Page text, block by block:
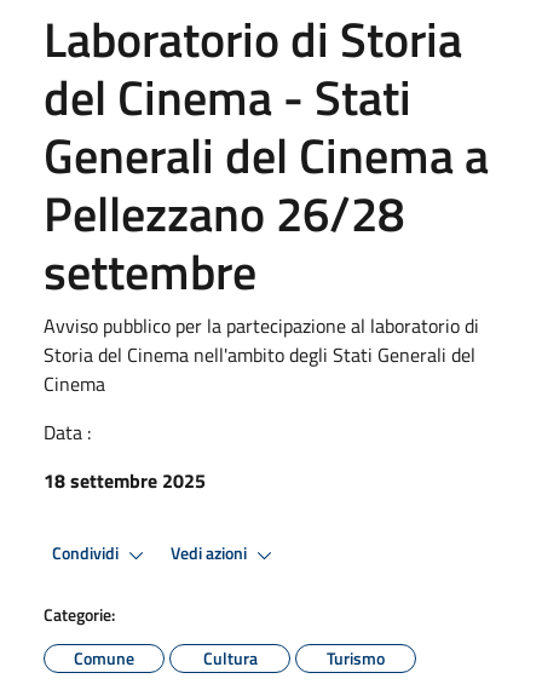
Laboratorio di Storia
del Cinema - Stati
Generali del Cinema a
Pellezzano 26/28
settembre
Avviso pubblico per la partecipazione al laboratorio di
Storia del Cinema nell'ambito degli Stati Generali del
Cinema
Data :
18 settembre 2025
Condividi Vedi azioni
Categorie:
Comune
Cultura Turismo